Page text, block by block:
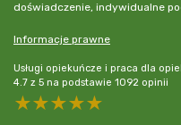
doświadczenie, indywidualne
Informacje prawne
Usługi opiekuńcze i praca dla
4.7 z 5 na podstawie 1092 opinii
5 stars
4 stars
3 stars
2 stars